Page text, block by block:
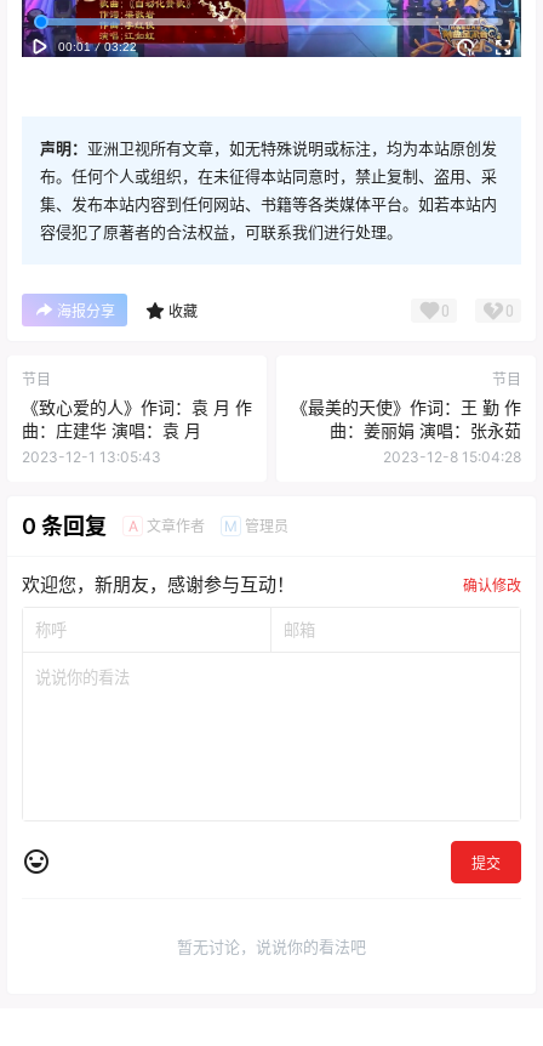
声明： 亚洲卫视所有文章，如无特殊说明或标注，均为本站原创发
布。任何个人或组织，在未征得本站同意时，禁止复制、盗用、采
集、发布本站内容到任何网站、书籍等各类媒体平台。如若本站内
容侵犯了原著者的合法权益，可联系我们进行处理。
海报分享 收藏 0 0
节目
《致心爱的人》作词：袁 月 作
曲：庄建华 演唱：袁 月
2023-12-1 13:05:43
节目
《最美的天使》作词：王 勤 作
曲：姜丽娟 演唱：张永茹
2023-12-8 15:04:28
0 条回复 A 文章作者 M 管理员
欢迎您，新朋友，感谢参与互动！ 确认修改
提交
暂无讨论，说说你的看法吧